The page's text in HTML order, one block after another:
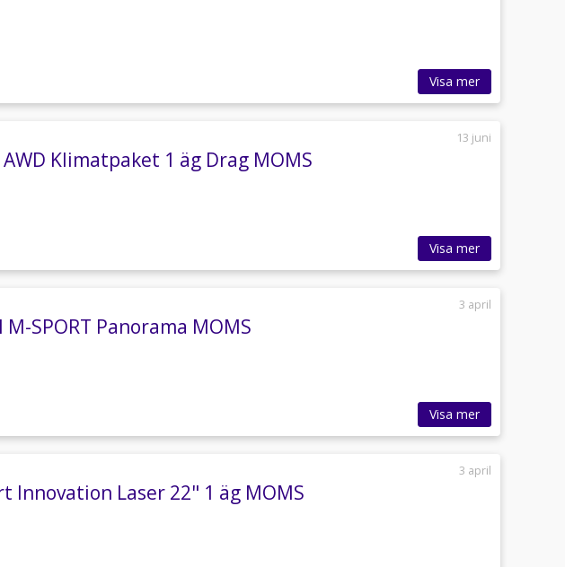
Visa mer
13 juni
Klimatpaket 1 äg Drag MOMS
Visa mer
3 april
SPORT Panorama MOMS
Visa mer
3 april
Innovation Laser 22" 1 äg MOMS